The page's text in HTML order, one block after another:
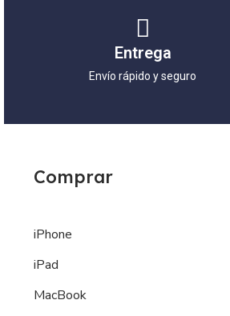
Entrega
Envío rápido y seguro
Comprar
iPhone
iPad
MacBook